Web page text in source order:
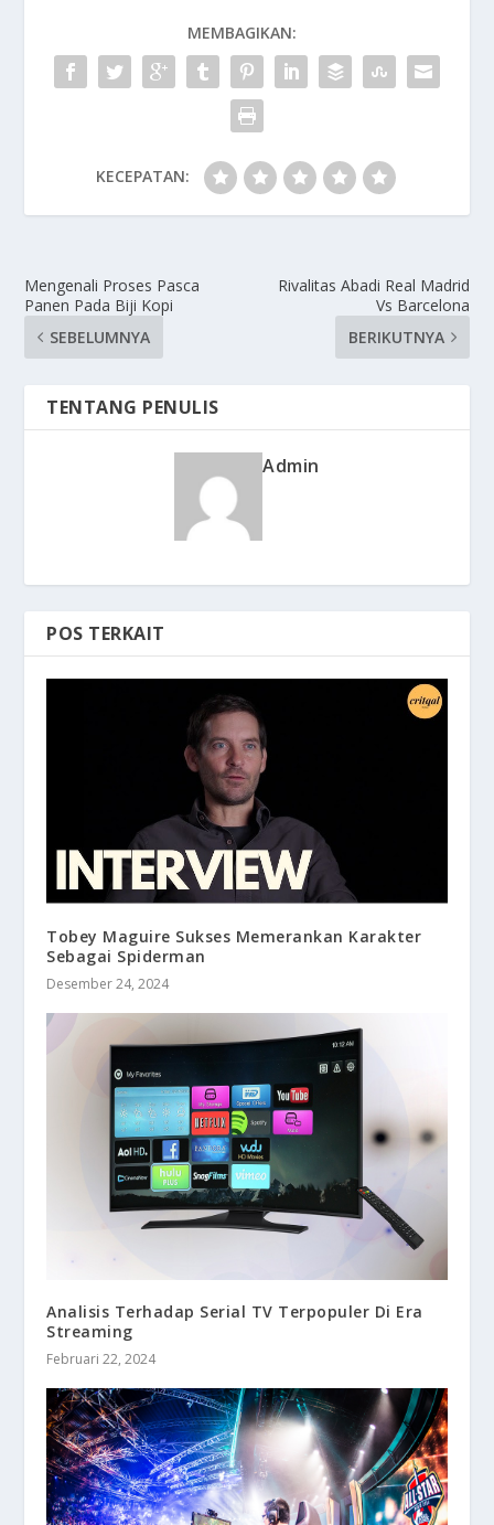
MEMBAGIKAN:
KECEPATAN:
Mengenali Proses Pasca
Panen Pada Biji Kopi
SEBELUMNYA
Rivalitas Abadi Real Madrid
Vs Barcelona
BERIKUTNYA
TENTANG PENULIS
Admin
POS TERKAIT
Tobey Maguire Sukses Memerankan Karakter
Sebagai Spiderman
Desember 24, 2024
Analisis Terhadap Serial TV Terpopuler Di Era
Streaming
Februari 22, 2024